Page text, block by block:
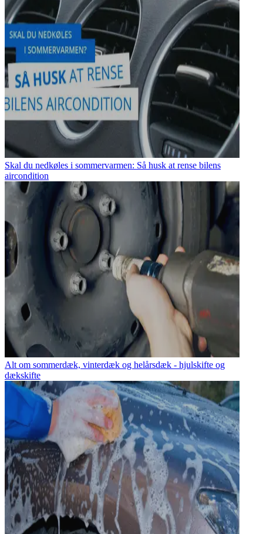
Skal du nedkøles i sommervarmen: Så husk at rense bilens
aircondition
Alt om sommerdæk, vinterdæk og helårsdæk - hjulskifte og
dækskifte